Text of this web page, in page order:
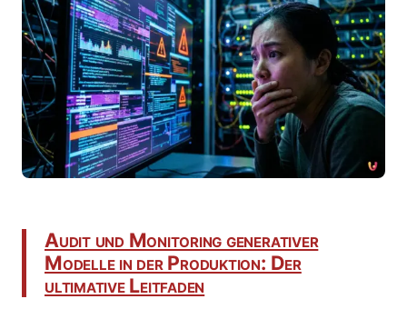
Audit und Monitoring generativer
Modelle in der Produktion: Der
ultimative Leitfaden